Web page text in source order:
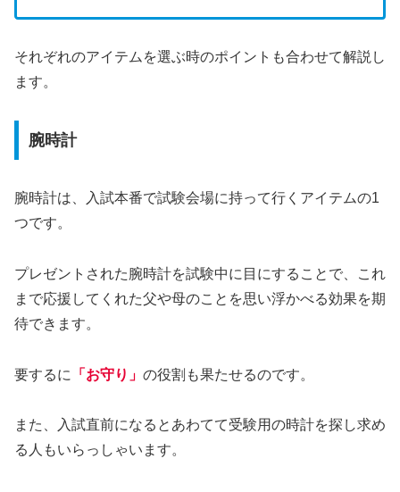
それぞれのアイテムを選ぶ時のポイントも合わせて解説し
ます。
腕時計
腕時計は、入試本番で試験会場に持って行くアイテムの1
つです。
プレゼントされた腕時計を試験中に目にすることで、これ
まで応援してくれた父や母のことを思い浮かべる効果を期
待できます。
要するに 「お守り」 の役割も果たせるのです。
また、入試直前になるとあわてて受験用の時計を探し求め
る人もいらっしゃいます。